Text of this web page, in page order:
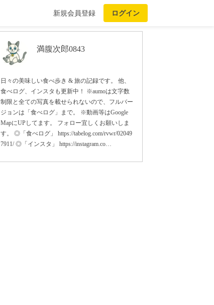
新規会員登録 ログイン
満腹次郎0843
日々の美味しい食べ歩き & 旅の記録です。 他、
食べログ、インスタも更新中！ ※aumoは文字数
制限と全ての写真を載せられないので、フルバー
ジョンは「食べログ」まで。 ※動画等はGoogle
MapにUPしてます。 フォロー宜しくお願いしま
す。 ◎「食べログ」 https://tabelog.com/rvwr/02049
7911/ ◎「インスタ」 https://instagram.co…